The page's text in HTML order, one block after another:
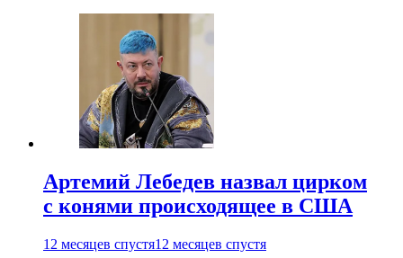
Артемий Лебедев назвал цирком
с конями происходящее в США
12 месяцев спустя12 месяцев спустя